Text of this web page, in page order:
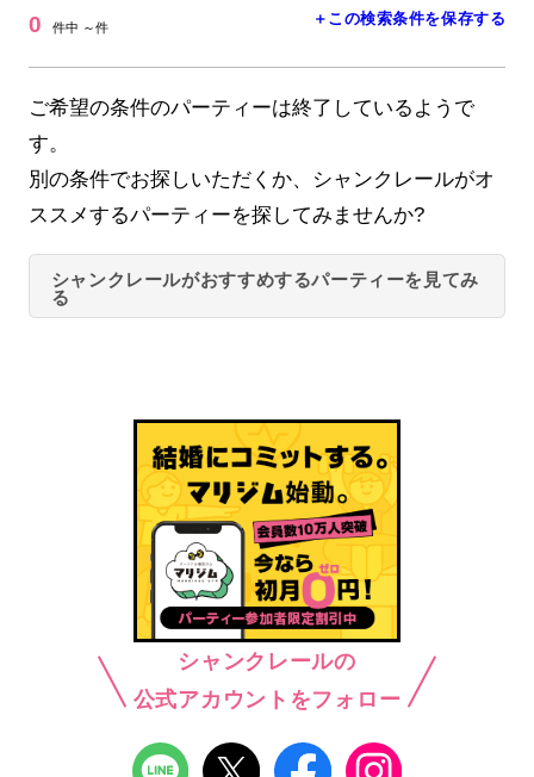
0 件中 ～件 ＋この検索条件を保存する
ご希望の条件のパーティーは終了しているようで
す。
別の条件でお探しいただくか、シャンクレールがオ
ススメするパーティーを探してみませんか?
シャンクレールがおすすめするパーティーを見てみ
る
シャンクレールの
公式アカウントをフォロー